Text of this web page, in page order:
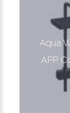
Aqua
APP